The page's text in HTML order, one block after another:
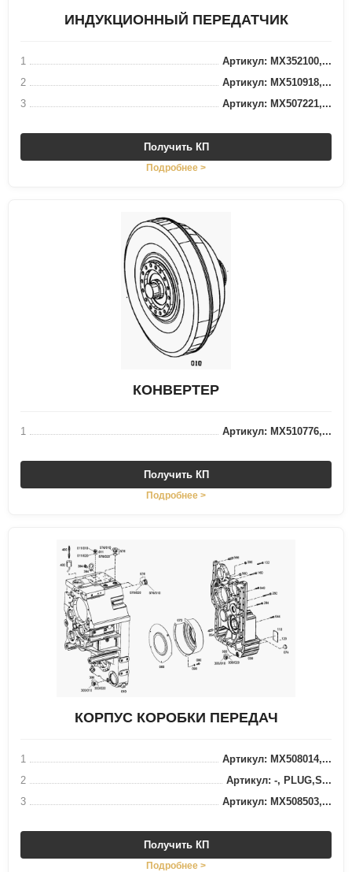
ИНДУКЦИОННЫЙ ПЕРЕДАТЧИК
1
Артикул: MX352100,...
2
Артикул: MX510918,...
3
Артикул: MX507221,...
Получить КП
Подробнее >
КОНВЕРТЕР
1 Артикул: MX510776,...
Получить КП
Подробнее >
КОРПУС КОРОБКИ ПЕРЕДАЧ
1
Артикул: MX508014,...
2
Артикул: -, PLUG,S...
3
Артикул: MX508503,...
Получить КП
Подробнее >